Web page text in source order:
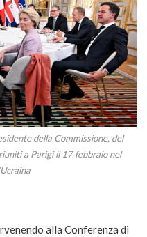
della Commissione, del
a Parigi il 17 febbraio nel
alla Conferenza di